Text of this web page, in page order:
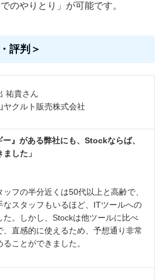
のやりとり」が可能です。
評判＞
祐貴さん
ヤクルト販売株式会社
ー』がある弊社にも、Stockならば、
した」
フの半分近くは50代以上と高齢で、
なスタッフもいるほど、ITツールへの
た。しかし、Stockは他ツールに比べ
、直感的に使えるため、予想通り非常
ことができました。